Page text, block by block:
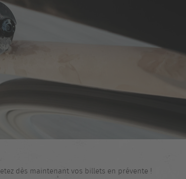
dès maintenant vos billets en prévente !